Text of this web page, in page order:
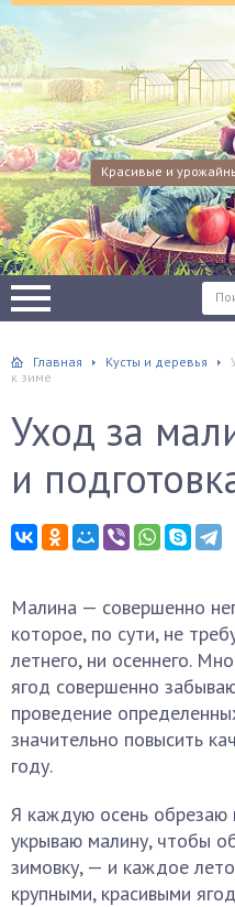
Красивые и
Главная Кусты и деревья
к зиме
Уход за
и
Малина — совершенно
которое, по сути, не
летнего, ни осеннего.
ягод совершенно
проведение
значительно повысить
году.
Я каждую осень обрезаю
укрываю малину, чтобы
зимовку, — и каждое
крупными, красивыми